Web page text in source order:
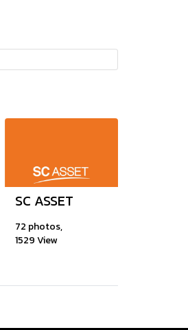
SC ASSET
72 photos,
1529 View